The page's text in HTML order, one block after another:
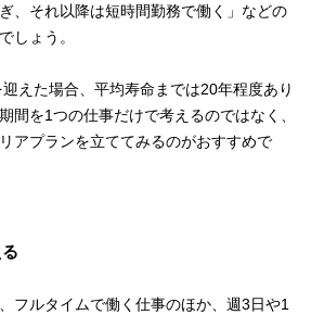
、それ以降は短時間勤務で働く」などの
しょう。
えた場合、平均寿命までは20年程度あり
間を1つの仕事だけで考えるのではなく、
アプランを立ててみるのがおすすめで
フルタイムで働く仕事のほか、週3日や1